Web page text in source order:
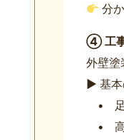
分
④ 工事
外壁塗
▶ 基
• 足
• 高